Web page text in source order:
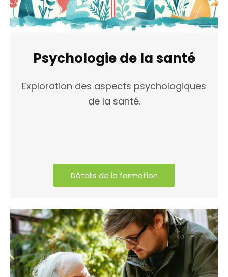
Psychologie de la santé
Exploration des aspects psychologiques
de la santé.
Détails de la formation